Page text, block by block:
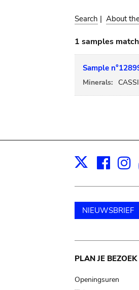
Search | About
1 samples
Sample
Minerals:
X
NIEUWSBRIEF
Main
PLAN JE BEZOEK
Openingsuren